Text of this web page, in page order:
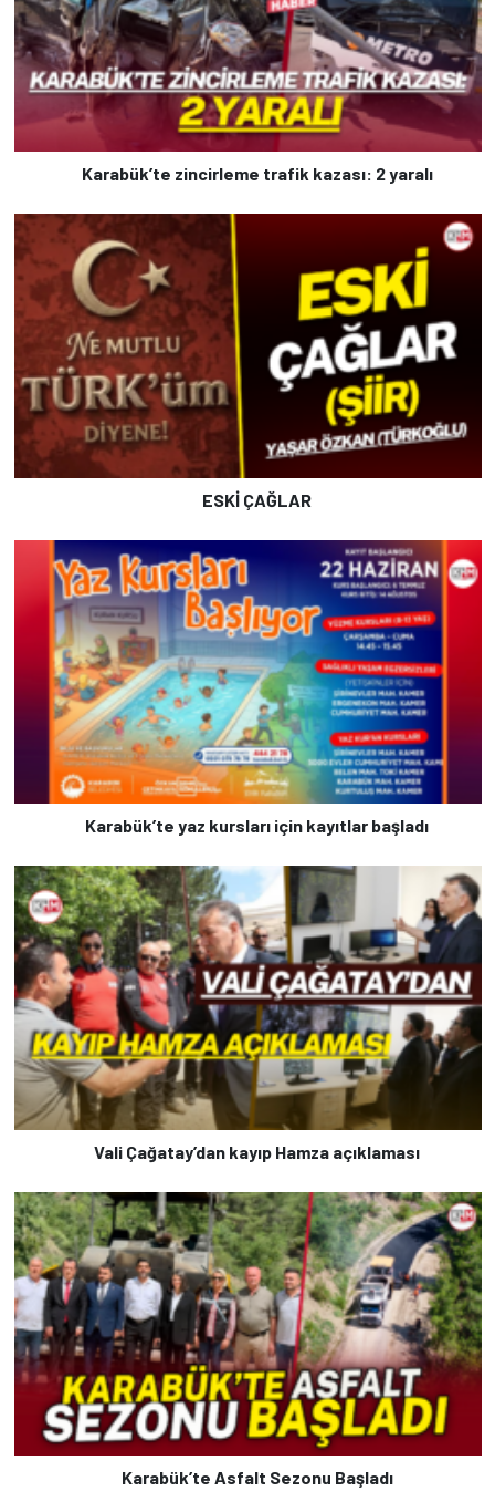
Karabük’te zincirleme trafik kazası: 2 yaralı
ESKİ ÇAĞLAR
Karabük’te yaz kursları için kayıtlar başladı
Vali Çağatay’dan kayıp Hamza açıklaması
Karabük’te Asfalt Sezonu Başladı